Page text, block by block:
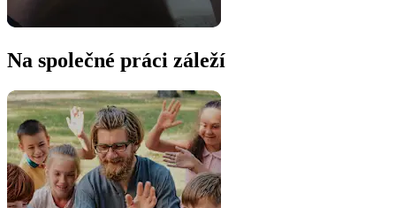
Na společné práci záleží